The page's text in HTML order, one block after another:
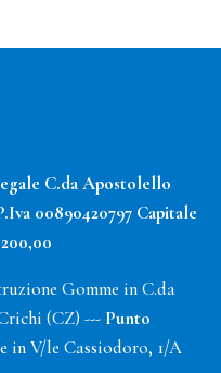
C.da Apostolello
00890420797 Capitale
Gomme in C.da
(CZ) --- Punto
in V/le Cassiodoro, 1/A